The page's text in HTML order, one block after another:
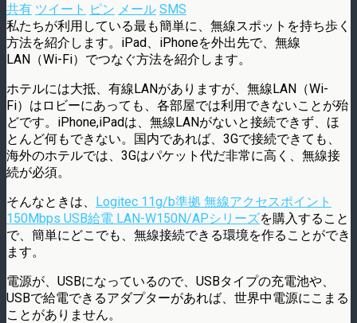
共有 ツイート ピン メール SMS
私たちが利用している最も簡単に、無線スポットを持ち歩く
方法を紹介します。iPad、iPhoneを外出先で、無線
LAN（Wi-Fi）でつなぐ方法を紹介します。
ホテルには大抵、有線LANがありますが、無線LAN（Wi-
Fi）はロビーにあっても、各部屋では利用できないことが殆
どです。iPhone,iPadは、無線LANがないと接続できず、ほ
とんど何もできない。国内であれば、3Gで接続できても、
海外のホテルでは、3Gはパケット代だ非常に高く、無線接
続が必須。
そんなときは、 Logitec 11g/b準拠 無線アクセスポイント
150Mbps USB給電 LAN-W150N/APシリーズを購入すること
で、簡単にどこでも、無線接続できる環境を作ることができ
ます。
電源が、USBになっているので、USBタイプの充電池や、
USBで給電できるアダプターがあれば、世界中電源にこまる
ことがありません。